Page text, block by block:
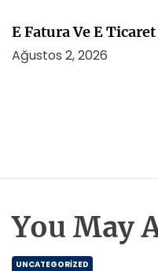
E Fatura Ve E
Ağustos 2, 2026
You May
UNCATEGORIZED